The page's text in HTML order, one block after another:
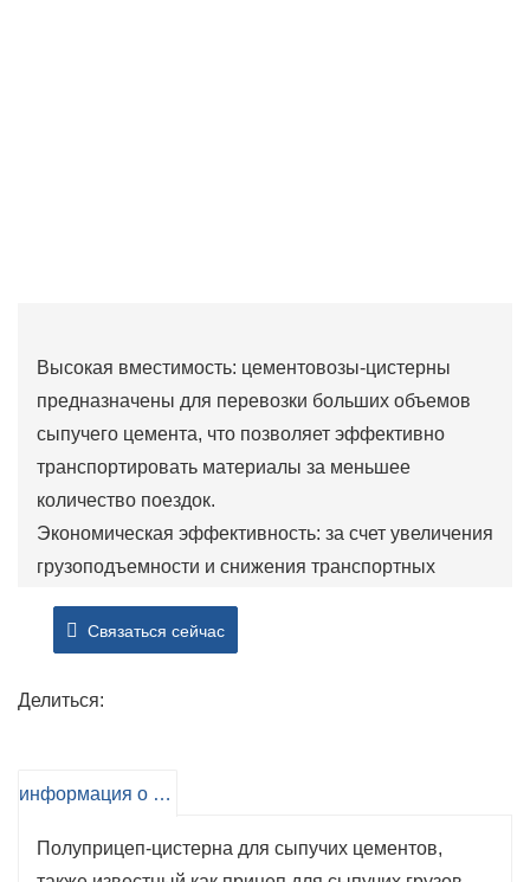
Высокая вместимость: цементовозы-цистерны
предназначены для перевозки больших объемов
сыпучего цемента, что позволяет эффективно
транспортировать материалы за меньшее
количество поездок.
Экономическая эффективность: за счет увеличения
грузоподъемности и снижения транспортных
экономичное решение для доставки цемента
Транспортировка без пыли. Герметичная
и соответствие экологическим нормам.
прицепы-цистерны для сыпучих грузов оснащены
Связаться сейчас
Делиться:
информация о продукте
Полуприцеп-цистерна для сыпучих цементов,